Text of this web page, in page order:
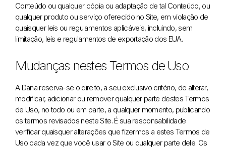
Conteúdo ou qualquer cópia ou adaptação de tal Conteúdo, ou
qualquer produto ou serviço oferecido no Site, em violação de
quaisquer leis ou regulamentos aplicáveis, incluindo, sem
limitação, leis e regulamentos de exportação dos EUA.
Mudanças nestes Termos de Uso
A Dana reserva-se o direito, a seu exclusivo critério, de alterar,
modificar, adicionar ou remover qualquer parte destes Termos
de Uso, no todo ou em parte, a qualquer momento, publicando
os termos revisados ​​neste Site. É sua responsabilidade
verificar quaisquer alterações que fizermos a estes Termos de
Uso cada vez que você usar o Site ou qualquer parte dele. Os